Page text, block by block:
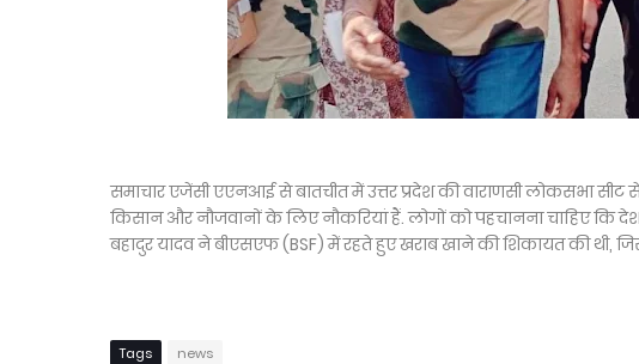
समाचार एजेंसी एएनआई से बातचीत में उत्तर प्रदेश की वाराणसी लोकसभा सीट से
किसान और नौजवानों के लिए नौकरियां हैं. लोगों को पहचानना चाहिए कि
बहादुर यादव ने बीएसएफ (BSF) में रहते हुए खराब खाने की शिकायत की थी,
Tags news